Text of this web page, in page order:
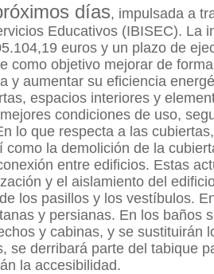
días, impulsada a
Educativos (IBISEC). La
euros y un plazo de
como objetivo mejorar de
y aumentar su eficiencia
espacios interiores y
condiciones de uso,
lo que respecta a las
como la demolición de la
entre edificios. Estas
y el aislamiento del
los pasillos y los vestíbulos.
y persianas. En los baños
y cabinas, y se sustituirán
se derribará parte del tabique
la accesibilidad.